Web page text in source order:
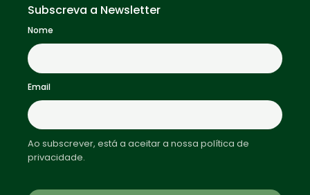
Subscreva a Newsletter
Nome
Email
Ao subscrever, está a aceitar a nossa política de
privacidade.